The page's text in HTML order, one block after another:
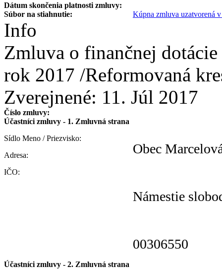
Dátum skončenia platnosti zmluvy:
Súbor na stiahnutie:
Kúpna zmluva uzatvorená
Info
Zmluva o finančnej
rok 2017 /Reformovaná
Zverejnené: 11. Júl 2017
Číslo zmluvy:
Účastníci zmluvy - 1. Zmluvná strana
Sídlo Meno / Priezvisko:
Adresa:
IČO:
Obec
Námestie
00306550
Účastníci zmluvy - 2. Zmluvná strana